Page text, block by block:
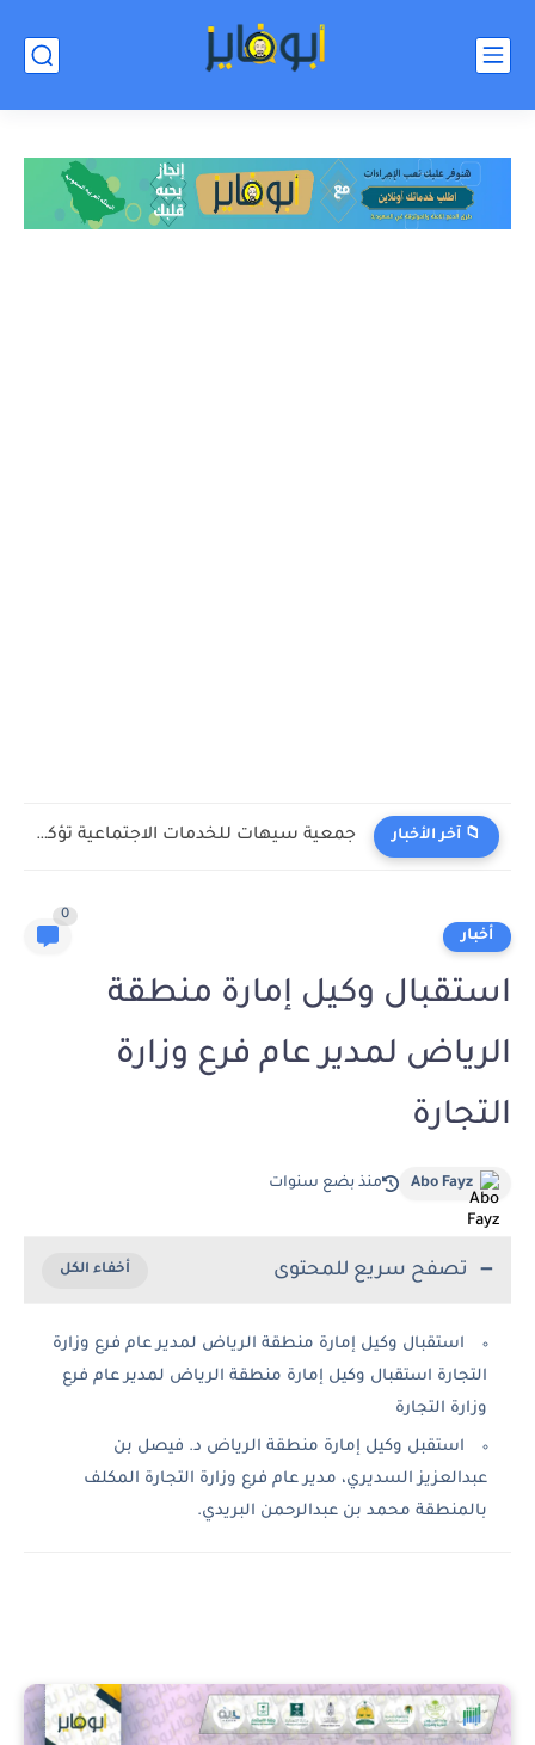
📁 آخر الأخبار جمعية سيهات للخدمات الاجتماعية تؤكد على أهمية دعم الأسر المنتجة
أخبار
0
استقبال وكيل إمارة منطقة
الرياض لمدير عام فرع وزارة
التجارة
Abo Fayz منذ بضع سنوات
تصفح سريع للمحتوى
استقبال وكيل إمارة منطقة الرياض لمدير عام فرع وزارة
التجارة استقبال وكيل إمارة منطقة الرياض لمدير عام فرع
وزارة التجارة
استقبل وكيل إمارة منطقة الرياض د. فيصل بن
عبدالعزيز السديري، مدير عام فرع وزارة التجارة المكلف
بالمنطقة محمد بن عبدالرحمن البريدي.